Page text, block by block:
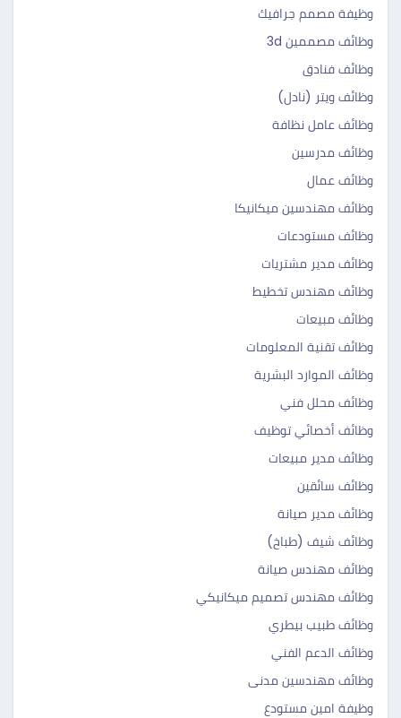
وظيفة مصمم جرافيك
وظائف مصممين 3d
وظائف فنادق
وظائف ويتر (نادل)
وظائف عامل نظافة
وظائف مدرسين
وظائف عمال
وظائف مهندسين ميكانيكا
وظائف مستودعات
وظائف مدير مشتريات
وظائف مهندس تخطيط
وظائف مبيعات
وظائف تقنية المعلومات
وظائف الموارد البشرية
وظائف محلل فني
وظائف أخصائي توظيف
وظائف مدير مبيعات
وظائف سائقين
وظائف مدير صيانة
وظائف شيف (طباخ)
وظائف مهندس صيانة
وظائف مهندس تصميم ميكانيكي
وظائف طبيب بيطري
وظائف الدعم الفني
وظائف مهندسين مدنى
وظيفة امين مستودع